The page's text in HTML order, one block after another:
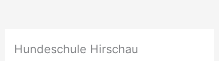
Hundeschule Hirschau